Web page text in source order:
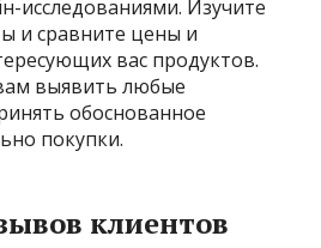
исследованиями. Изучите
и сравните цены и
вас продуктов.
выявить любые
обоснованное
покупки.
клиентов